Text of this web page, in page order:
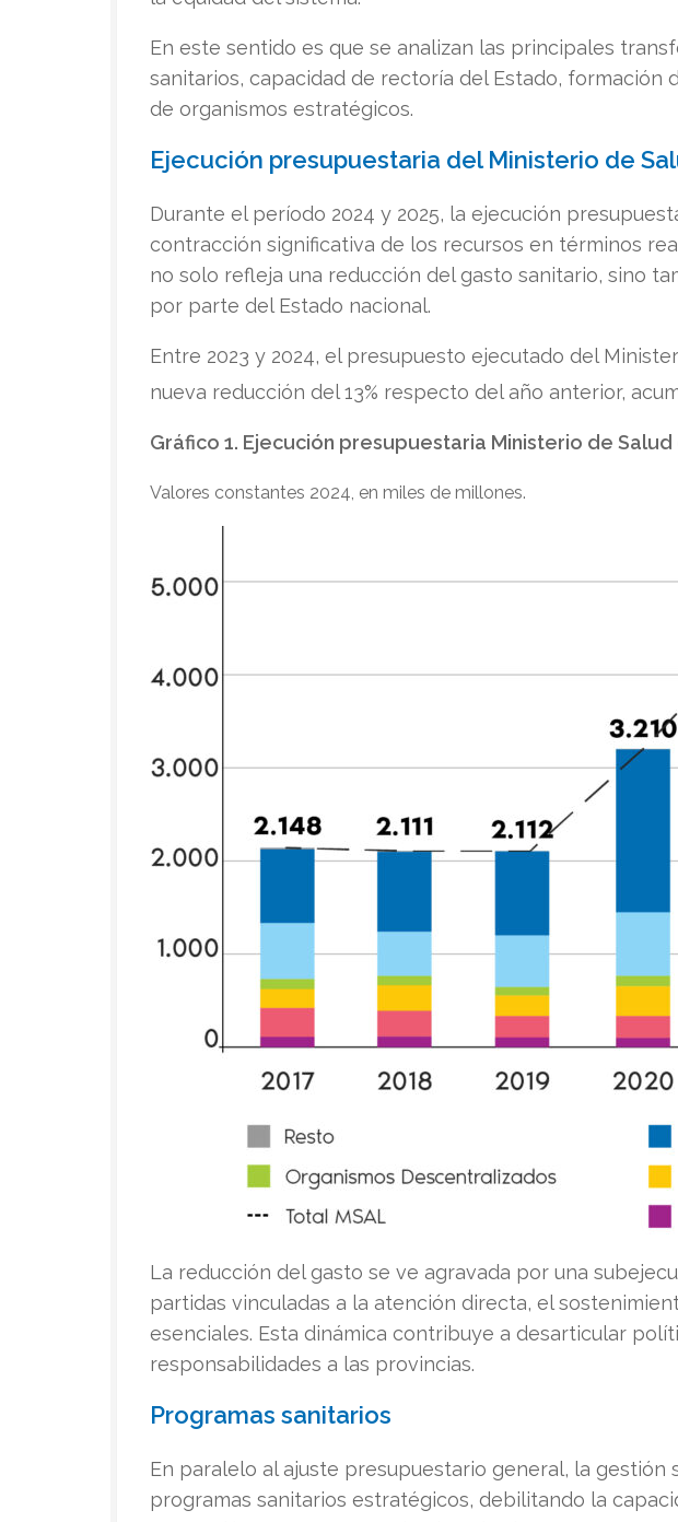
En este sentido es que se analizan las principales
sanitarios, capacidad de rectoría del Estado,
de organismos estratégicos.
Ejecución presupuestaria del Ministerio de
Durante el período 2024 y 2025, la ejecución
contracción significativa de los recursos en términos
no solo refleja una reducción del gasto sanitario, sino
por parte del Estado nacional.
Entre 2023 y 2024, el presupuesto ejecutado del
nueva reducción del 13% respecto del año anterior,
Gráfico 1. Ejecución presupuestaria Ministerio de Salud
Valores constantes 2024, en miles de millones.
La reducción del gasto se ve agravada por una
partidas vinculadas a la atención directa, el
esenciales. Esta dinámica contribuye a desarticular
responsabilidades a las provincias.
Programas sanitarios
En paralelo al ajuste presupuestario general, la
programas sanitarios estratégicos, debilitando la